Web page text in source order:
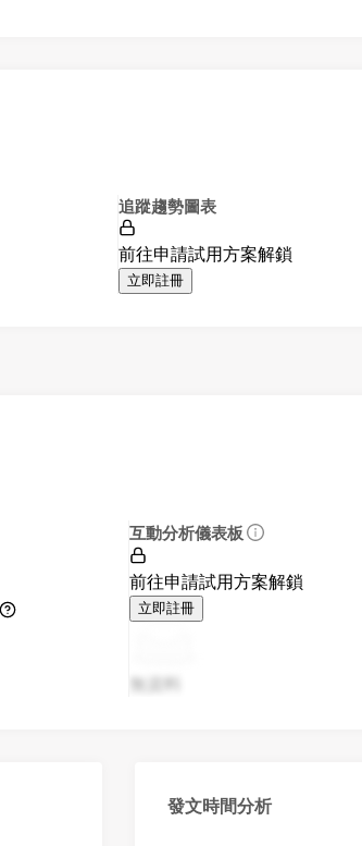
追蹤趨勢圖表
前往申請試用方案解鎖
立即註冊
互動分析儀表板
前往申請試用方案解鎖
立即註冊
無資料
發文時間分析